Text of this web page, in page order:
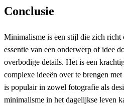
Conclusie
Minimalisme is een stijl die zich richt
essentie van een onderwerp of idee
overbodige details. Het is een
complexe ideeën over te brengen
is populair in zowel fotografie als
minimalisme in het dagelijkse leven